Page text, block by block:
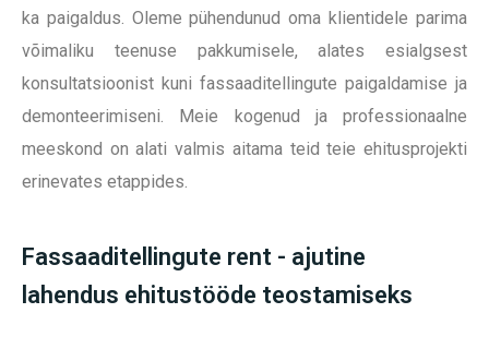
ka paigaldus. Oleme pühendunud oma klientidele parima
võimaliku teenuse pakkumisele, alates esialgsest
konsultatsioonist kuni fassaaditellingute paigaldamise ja
demonteerimiseni. Meie kogenud ja professionaalne
meeskond on alati valmis aitama teid teie ehitusprojekti
erinevates etappides.
Fassaaditellingute rent - ajutine
lahendus ehitustööde teostamiseks